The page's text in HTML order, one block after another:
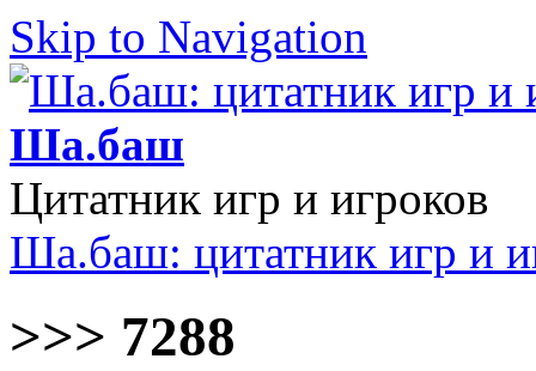
Skip to Navigation
Ша.баш
Цитатник игр и игроков
Ша.баш: цитатник игр и
>>> 7288